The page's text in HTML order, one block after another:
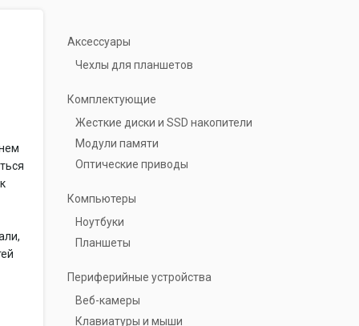
Аксессуары
Чехлы для планшетов
Комплектующие
Жесткие диски и SSD накопители
Модули памяти
Оптические приводы
Компьютеры
Ноутбуки
Планшеты
Периферийные устройства
Веб-камеры
Клавиатуры и мыши